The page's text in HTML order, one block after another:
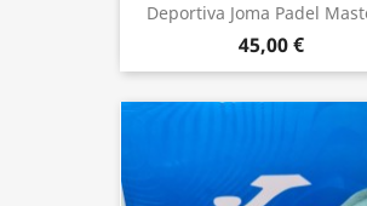
Deportiva Joma Padel
45,00 €